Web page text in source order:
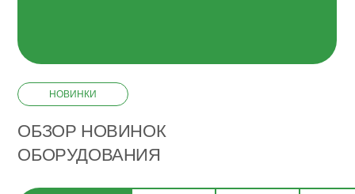
ОБЗОР НОВИНОК
ОБОРУДОВАНИЯ
НОВИНКИ